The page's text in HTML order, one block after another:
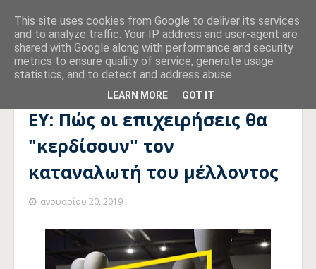
Αρχική σελίδα ΤΕΧΝΟΛΟΓΙΑ ΕΥ: Πώς οι επιχειρήσεις θα
"κερδίσουν" τον καταναλωτή του μέλλοντος
ΕΥ: Πώς οι επιχειρήσεις θα
"κερδίσουν" τον
καταναλωτή του μέλλοντος
Ιανουαρίου 20, 2019
This site uses cookies from Google to deliver its services
and to analyze traffic. Your IP address and user-agent are
shared with Google along with performance and security
metrics to ensure quality of service, generate usage
statistics, and to detect and address abuse.
LEARN MORE GOT IT